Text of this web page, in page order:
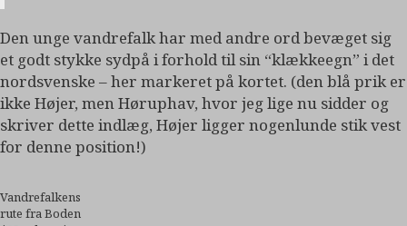
Den unge vandrefalk har med andre ord bevæget sig
et godt stykke sydpå i forhold til sin “klækkeegn” i det
nordsvenske – her markeret på kortet. (den blå prik er
ikke Højer, men Høruphav, hvor jeg lige nu sidder og
skriver dette indlæg, Højer ligger nogenlunde stik vest
for denne position!)
Vandrefalkens
rute fra Boden